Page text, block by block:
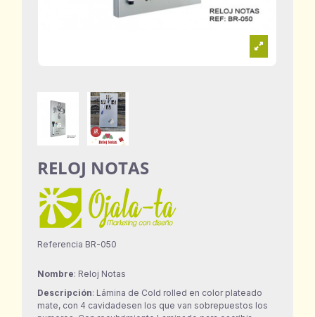
RELOJ NOTAS
Referencia BR-050
Nombre: Reloj Notas
Descripción: Lámina de Cold rolled en color plateado
mate, con 4 cavidadesen los que van sobrepuestos los